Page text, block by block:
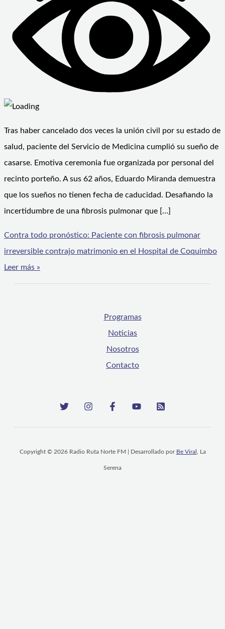
Tras haber cancelado dos veces la unión civil por su estado de
salud, paciente del Servicio de Medicina cumplió su sueño de
casarse. Emotiva ceremonia fue organizada por personal del
recinto porteño. A sus 62 años, Eduardo Miranda demuestra
que los sueños no tienen fecha de caducidad. Desafiando la
incertidumbre de una fibrosis pulmonar que […]
Contra todo pronóstico: Paciente con fibrosis pulmonar
irreversible contrajo matrimonio en el Hospital de Coquimbo
Leer más »
Programas
Noticias
Nosotros
Contacto
Copyright © 2026 Radio Ruta Norte FM | Desarrollado por Be Viral , La
Serena